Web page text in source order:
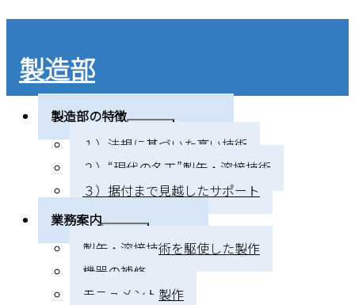
製造部
製造部の特徴
１）法規に基づいた高い技術
２）“現代の名工”製缶・溶接技術
３）据付まで見越したサポート
業務案内
製缶・溶接技術を駆使した製作
機器の補修
モニュメント製作